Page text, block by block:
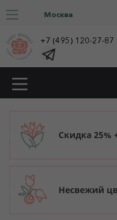
Москва
+7 (495) 120-27-87
Скидка
Несвежий